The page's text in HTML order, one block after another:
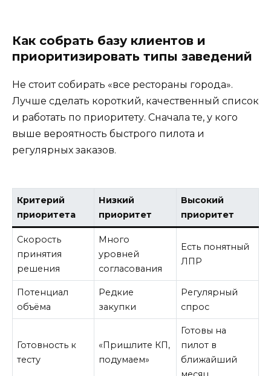
Как собрать базу клиентов и
приоритизировать типы заведений
Не стоит собирать «все рестораны города».
Лучше сделать короткий, качественный список
и работать по приоритету. Сначала те, у кого
выше вероятность быстрого пилота и
регулярных заказов.
Критерий
приоритета
Низкий
приоритет
Высокий
приоритет
Скорость
принятия
решения
Много
уровней
согласования
Есть понятный
ЛПР
Потенциал
объёма
Редкие
закупки
Регулярный
спрос
Готовность к
тесту
«Пришлите КП,
подумаем»
Готовы на
пилот в
ближайший